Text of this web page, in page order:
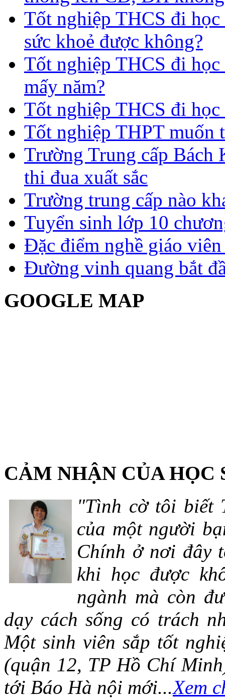
Tốt nghiệp THCS đi học
sức khoẻ được không?
Tốt nghiệp THCS đi
mấy năm?
Tốt nghiệp THCS đi
Tốt nghiệp THPT muốn
Trường Trung cấp Bách
thi đua xuất sắc
Trường trung cấp nào
Tuyển sinh lớp 10
Đặc điểm nghề giáo
Đường vinh quang bắt
GOOGLE MAP
CẢM NHẬN CỦA HỌC
"Tình cờ tôi biết
của một người
Chính ở nơi đây
khi học được
ngành mà còn
dạy cách sống có trách
Một sinh viên sắp tốt
(quận 12, TP Hồ Chí
tới Báo Hà nội mới...Xem